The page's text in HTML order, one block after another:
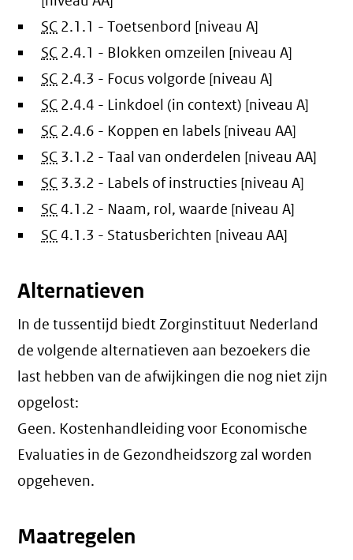
SC 2.1.1 - Toetsenbord [niveau A]
SC 2.4.1 - Blokken omzeilen [niveau A]
SC 2.4.3 - Focus volgorde [niveau A]
SC 2.4.4 - Linkdoel (in context) [niveau A]
SC 2.4.6 - Koppen en labels [niveau AA]
SC 3.1.2 - Taal van onderdelen [niveau AA]
SC 3.3.2 - Labels of instructies [niveau A]
SC 4.1.2 - Naam, rol, waarde [niveau A]
SC 4.1.3 - Statusberichten [niveau AA]
Alternatieven
In de tussentijd biedt Zorginstituut Nederland
de volgende alternatieven aan bezoekers die
last hebben van de afwijkingen die nog niet zijn
opgelost:
Geen. Kostenhandleiding voor Economische
Evaluaties in de Gezondheidszorg zal worden
opgeheven.
Maatregelen